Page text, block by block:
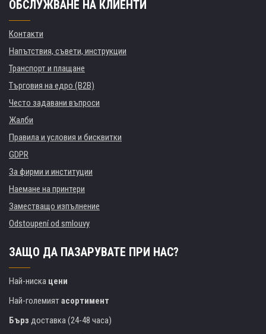
ОБСЛУЖВАНЕ НА КЛИЕНТИ
Контакти
Напътствия, съвети, инструкции
Транспорт и плащане
Търговия на едро (B2B)
Често задавани въпроси
Жалби
Правила и условия и бисквитки
GDPR
За фирми и институции
Наемане на принтери
Заместващо изпълнение
Odstoupení od smlouvy
ЗАЩО ДА ПАЗАРУВАТЕ ПРИ НАС?
Най-ниска цени
Най-големиятасортимент
Бърз доставка (24-48 часа)